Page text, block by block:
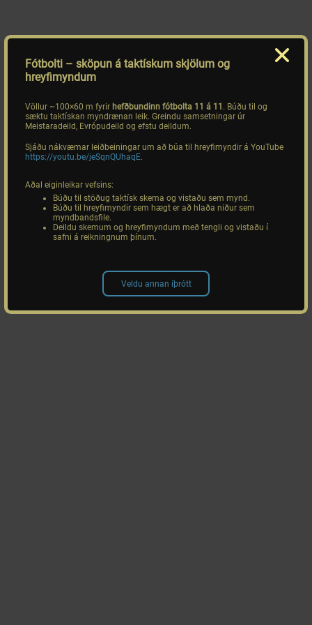
Fótbolti – sköpun á taktískum skjölum og
hreyfimyndum
Völlur ~100×60 m fyrir hefðbundinn fótbolta 11 á 11 . Búðu til og
sæktu taktískan myndrænan leik. Greindu samsetningar úr
Meistaradeild, Evrópudeild og efstu deildum.
Sjáðu nákvæmar leiðbeiningar um að búa til hreyfimyndir á YouTube
https://youtu.be/jeSqnQUhaqE.
Aðal eiginleikar vefsins:
Búðu til stöðug taktísk skema og vistaðu sem mynd.
Búðu til hreyfimyndir sem hægt er að hlaða niður sem
myndbandsfile.
Deildu skemum og hreyfimyndum með tengli og vistaðu í
safni á reikningnum þínum.
Veldu annan íþrótt